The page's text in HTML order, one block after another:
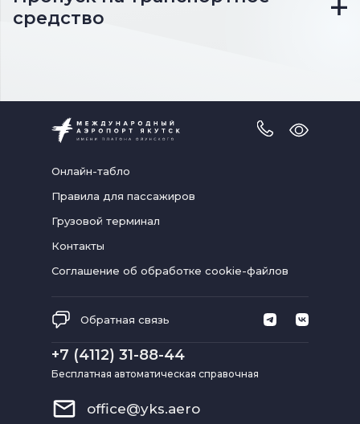
средство
Версия
Онлайн-табло
Правила для пассажиров
Грузовой терминал
Контакты
Соглашение об обработке cookie-файлов
Обратная связь
+7 (4112) 31-88-44
Бесплатная автоматическая справочная
office@yks.aero